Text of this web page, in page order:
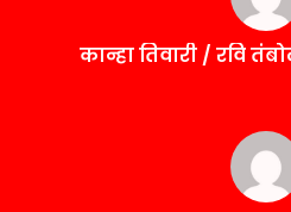
कान्हा तिवारी / रवि